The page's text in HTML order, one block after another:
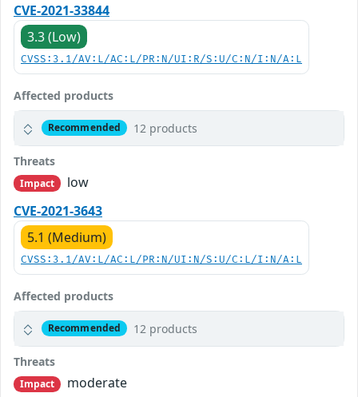
CVE-2021-33844
3.3 (Low)
CVSS:3.1/AV:L/AC:L/PR:N/UI:R/S:U/C:N/I:N/A:L
Affected products
Recommended 12 products
Threats
Impact
low
CVE-2021-3643
5.1 (Medium)
CVSS:3.1/AV:L/AC:L/PR:N/UI:N/S:U/C:L/I:N/A:L
Affected products
Recommended 12 products
Threats
Impact
moderate